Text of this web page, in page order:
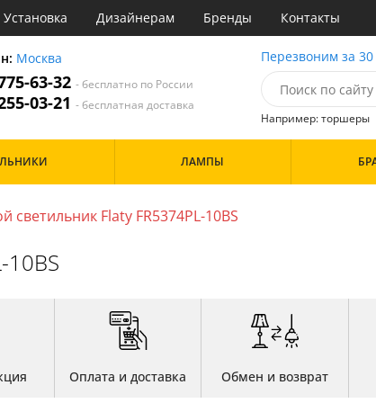
Установка Дизайнерам Бренды Контакты
Москва
63-32 - бесплатно по России
03-21 - бесплатная доставка
Перезвоним за 30
Например: торшеры
Кафе
Коридор и прихожая
Офис
Бронза
Золото
Особенности
ЛАМПЫ
светильник Flaty FR5374PL-10BS
10BS
Оплата и доставка Обмен и возврат